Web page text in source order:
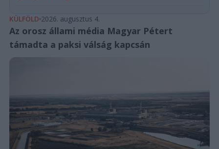
KÜLFÖLD 2026. augusztus 4.
Az orosz állami média Magyar Pétert
támadta a paksi válság kapcsán